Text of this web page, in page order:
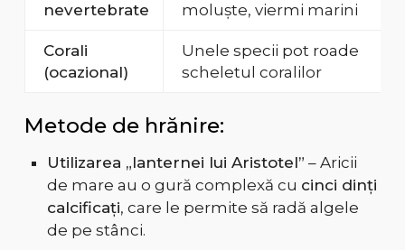
nevertebrate
moluște, viermi marini
Corali
(ocazional)
Unele specii pot roade
scheletul coralilor
Metode de hrănire:
Utilizarea „lanternei lui Aristotel” – Aricii
de mare au o gură complexă cu cinci dinți
calcificați, care le permite să radă algele
de pe stânci.